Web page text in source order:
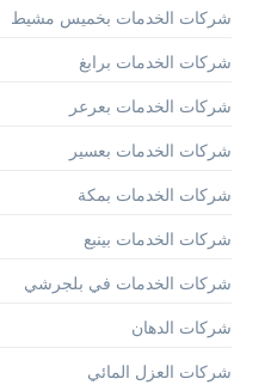
شركات الخدمات بخميس مشيط
شركات الخدمات برابغ
شركات الخدمات بعرعر
شركات الخدمات بعسير
شركات الخدمات بمكة
شركات الخدمات بينبع
شركات الخدمات في بلجرشي
شركات الدهان
شركات العزل المائي